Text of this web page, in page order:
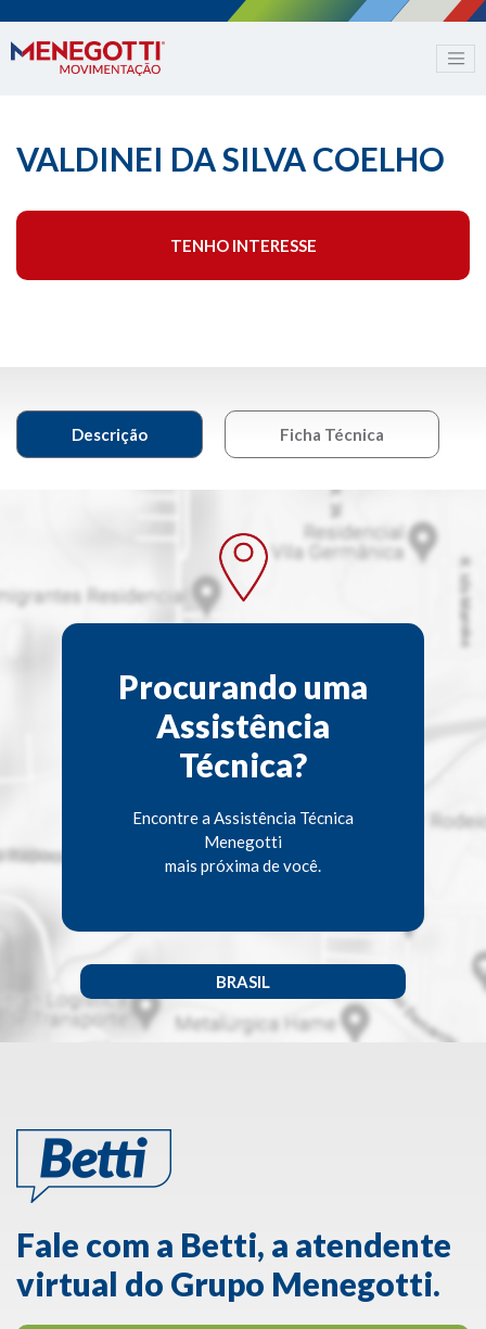
VALDINEI DA SILVA COELHO
TENHO INTERESSE
Descrição Ficha Técnica
Procurando uma
Assistência
Técnica?
Encontre a Assistência Técnica
Menegotti
mais próxima de você.
BRASIL
Fale com a Betti, a atendente
virtual do Grupo Menegotti.